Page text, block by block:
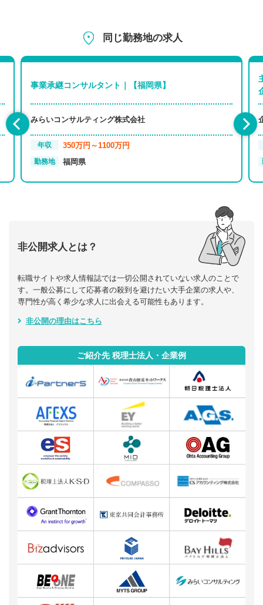
同じ勤務地の求人
事業承継コンサルタント｜【福岡県】
みらいコンサルティング株式会社
年収 350万円～1100万円
勤務地 福岡県
非公開求人とは？
転職サイトや求人情報誌では一切公開されていない求人のことで
す。一般公募にして応募者の殺到を避けたい大手企業の求人や、
専門性が高く希少な求人に出会える可能性もあります。
非公開の理由はこちら
ご紹介先 税理士法人・企業例